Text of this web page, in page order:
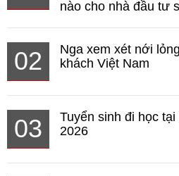
nào cho nhà đầu tư
02
Nga xem xét nới
khách Việt Nam
03
Tuyển sinh đi học
2026